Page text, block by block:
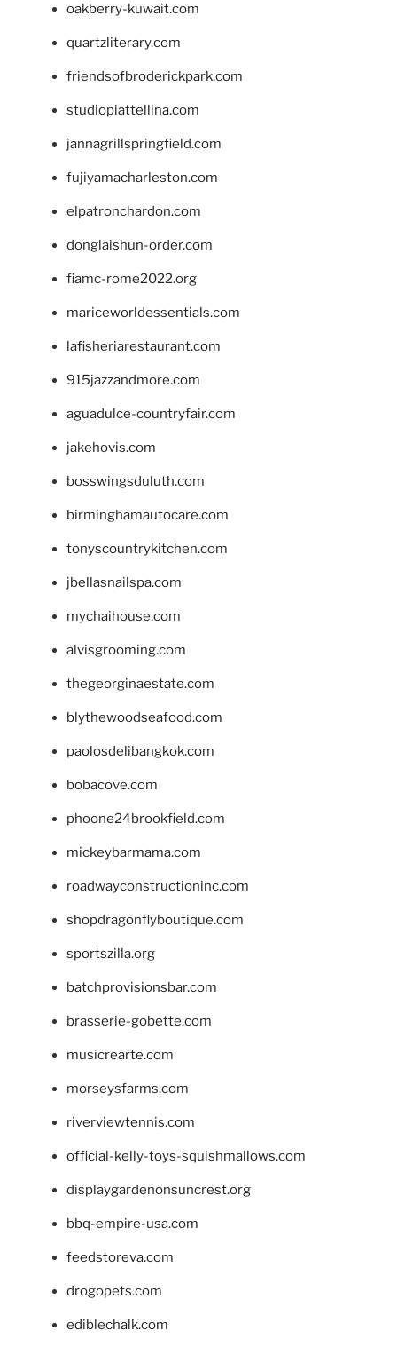
oakberry-kuwait.com
quartzliterary.com
friendsofbroderickpark.com
studiopiattellina.com
jannagrillspringfield.com
fujiyamacharleston.com
elpatronchardon.com
donglaishun-order.com
fiamc-rome2022.org
mariceworldessentials.com
lafisheriarestaurant.com
915jazzandmore.com
aguadulce-countryfair.com
jakehovis.com
bosswingsduluth.com
birminghamautocare.com
tonyscountrykitchen.com
jbellasnailspa.com
mychaihouse.com
alvisgrooming.com
thegeorginaestate.com
blythewoodseafood.com
paolosdelibangkok.com
bobacove.com
phoone24brookfield.com
mickeybarmama.com
roadwayconstructioninc.com
shopdragonflyboutique.com
sportszilla.org
batchprovisionsbar.com
brasserie-gobette.com
musicrearte.com
morseysfarms.com
riverviewtennis.com
official-kelly-toys-squishmallows.com
displaygardenonsuncrest.org
bbq-empire-usa.com
feedstoreva.com
drogopets.com
ediblechalk.com